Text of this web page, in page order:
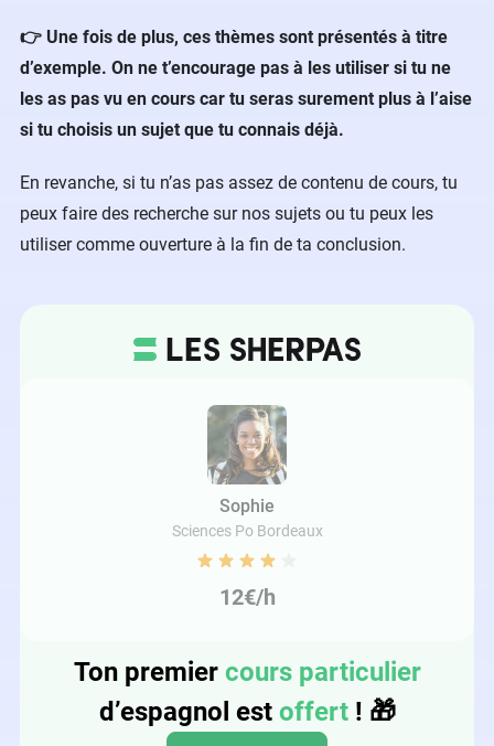
👉 Une fois de plus, ces thèmes sont présentés à titre
d’exemple. On ne t’encourage pas à les utiliser si tu ne
les as pas vu en cours car tu seras surement plus à l’aise
si tu choisis un sujet que tu connais déjà.
En revanche, si tu n’as pas assez de contenu de cours, tu
peux faire des recherche sur nos sujets ou tu peux les
utiliser comme ouverture à la fin de ta conclusion.
Sophie
Sciences Po Bordeaux
12€/h
Ton premier cours particulier
d’espagnol est offert! 🎁